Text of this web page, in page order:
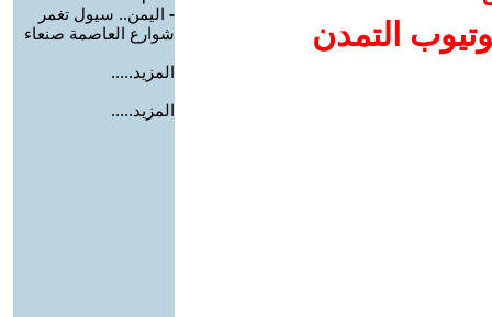
التمدن
- اليمن.. سيول تغمر
شوارع العاصمة صنعاء
المزيد.....
المزيد.....